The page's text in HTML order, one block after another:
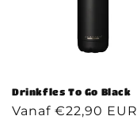
Drinkfles To Go Black
Normale
Vanaf €22,90 EUR